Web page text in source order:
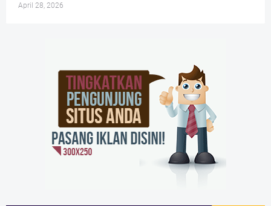
April 28, 2026